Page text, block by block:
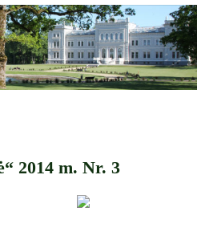
2014 m. Nr. 3